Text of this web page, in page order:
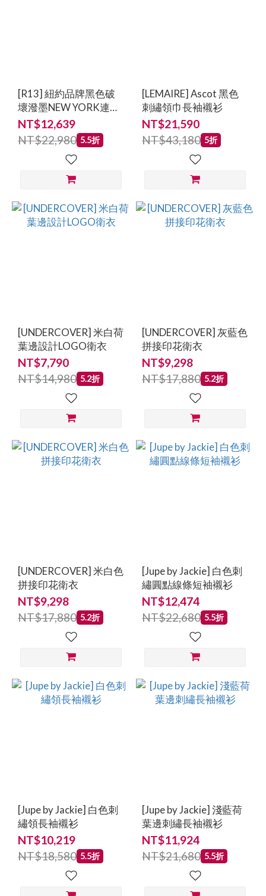
[R13] 紐約品牌黑色破
壞潑墨NEW YORK連帽
衛衣
NT$12,639
NT$22,980 5.5折
[LEMAIRE] Ascot 黑色
刺繡領巾長袖襯衫
NT$21,590
NT$43,180 5折
[UNDERCOVER] 米白荷
葉邊設計LOGO衛衣
NT$7,790
NT$14,980 5.2折
[UNDERCOVER] 灰藍色
拼接印花衛衣
NT$9,298
NT$17,880 5.2折
[UNDERCOVER] 米白色
拼接印花衛衣
NT$9,298
NT$17,880 5.2折
[Jupe by Jackie] 白色刺
繡圓點線條短袖襯衫
NT$12,474
NT$22,680 5.5折
[Jupe by Jackie] 白色刺
繡領長袖襯衫
NT$10,219
NT$18,580 5.5折
[Jupe by Jackie] 淺藍荷
葉邊刺繡長袖襯衫
NT$11,924
NT$21,680 5.5折